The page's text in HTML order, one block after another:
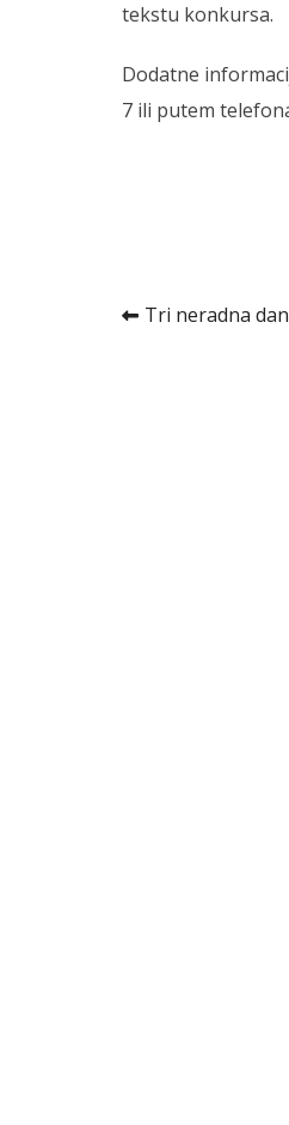
tekstu konkursa.
Dodatne
7 ili putem
Tri neradna